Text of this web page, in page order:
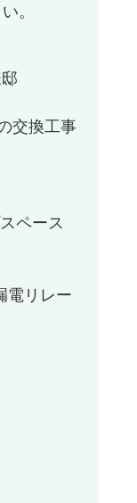
。
交換工事
ペース
電リレー